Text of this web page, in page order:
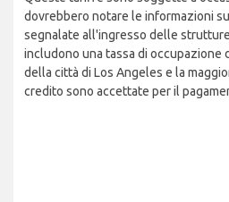
dovrebbero notare le informazioni
segnalate all'ingresso delle
includono una tassa di occupazione
della città di Los Angeles e la
credito sono accettate per il